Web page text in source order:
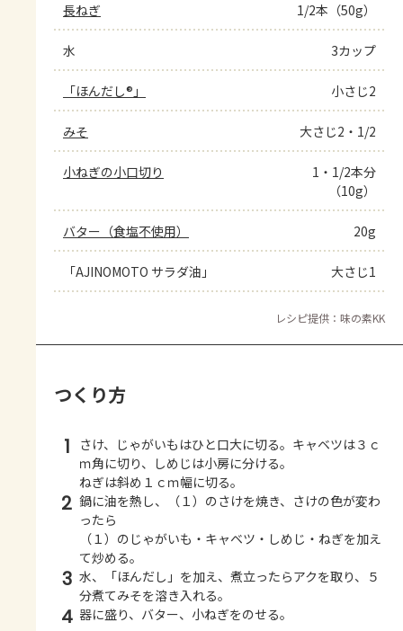
長ねぎ 1/2本（50g）
水 3カップ
「ほんだし®」 小さじ2
みそ 大さじ2・1/2
小ねぎの小口切り
1・1/2本分
（10g）
バター（食塩不使用） 20g
「AJINOMOTO サラダ油」 大さじ1
レシピ提供：味の素KK
つくり方
1
さけ、じゃがいもはひと口大に切る。キャベツは３ｃ
ｍ角に切り、しめじは小房に分ける。
ねぎは斜め１ｃｍ幅に切る。
2 鍋に油を熱し、（１）のさけを焼き、さけの色が変わ
ったら
（１）のじゃがいも・キャベツ・しめじ・ねぎを加え
て炒める。
3 水、「ほんだし」を加え、煮立ったらアクを取り、５
分煮てみそを溶き入れる。
4 器に盛り、バター、小ねぎをのせる。